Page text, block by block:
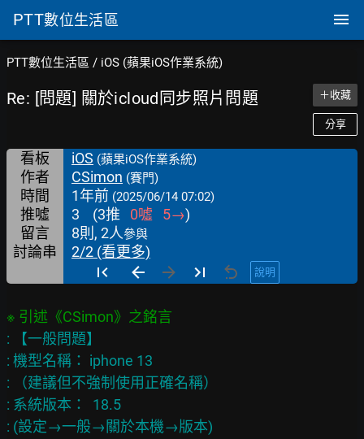
PTT數位生活區
PTT數位生活區 / iOS (蘋果iOS作業系統)
Re: [問題] 關於icloud同步照片問題 ＋收藏
分享
看板 iOS (蘋果iOS作業系統)
作者 CSimon (賽門)
時間 1年前 (2025/06/14 07:02)
推噓 3 (3推 0噓 5→)
留言
8則, 2人參與
討論串 2/2 (看更多)
說明
: 【一般問題】
: 機型名稱： iphone 13
: （建議但不強制使用正確名稱）
: 系統版本：  18.5
: (設定→一般→關於本機→版本)